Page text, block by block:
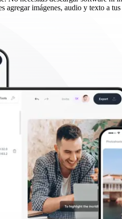
agregar imágenes, audio y texto a